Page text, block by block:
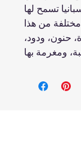
تسمح لها
من هذا
حنون، ودود،